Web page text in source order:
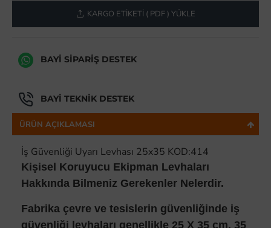
KARGO ETIKETI ( PDF ) YÜKLE
BAYI SIPARIŞ DESTEK
BAYI TEKNIK DESTEK
ÜRÜN AÇIKLAMASI
İş Güvenliği Uyarı Levhası 25x35 KOD:414
Kişisel Koruyucu Ekipman Levhaları
Hakkında Bilmeniz Gerekenler Nelerdir.
Fabrika çevre ve tesislerin güvenliğinde iş
güvenliği levhaları genellikle 25 X 35 cm, 35